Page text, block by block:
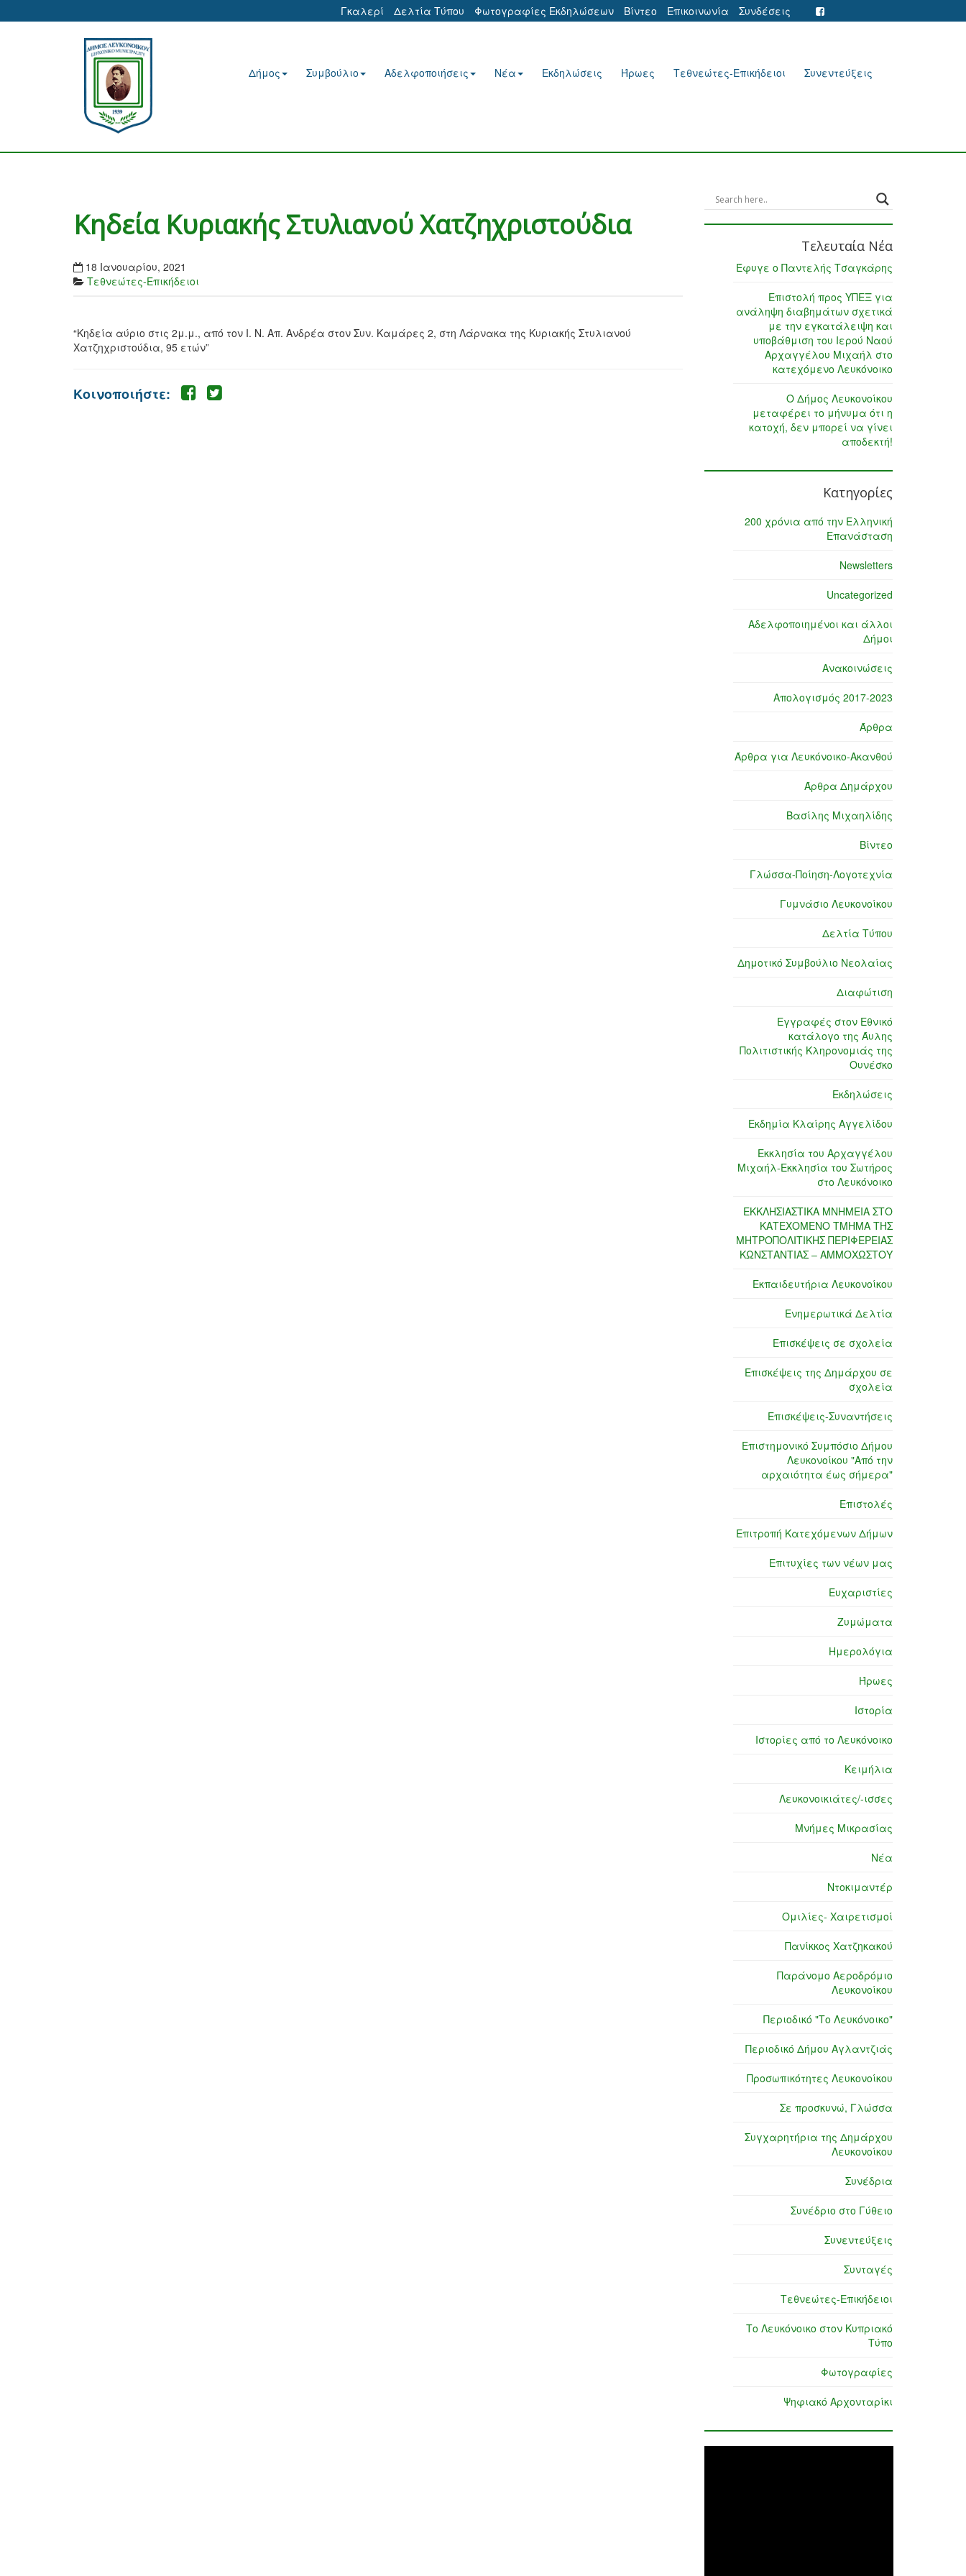
Γκαλερί Δελτία Τύπου Φωτογραφίες Εκδηλώσεων Βίντεο Επικοινωνία Συνδέσεις
Δήμος Συμβούλιο Αδελφοποιήσεις Νέα Εκδηλώσεις Ήρωες Τεθνεώτες-Επικήδειοι Συνεντεύξεις
Κηδεία Κυριακής Στυλιανού Χατζηχριστούδια
18 Ιανουαρίου, 2021
Τεθνεώτες-Επικήδειοι
“Κηδεία αύριο στις 2μ.μ., από τον Ι. Ν. Απ. Ανδρέα στον Συν. Καμάρες 2, στη Λάρνακα της Κυριακής Στυλιανού
Χατζηχριστούδια, 95 ετών”
Κοινοποιήστε:
Τελευταία Νέα
Έφυγε ο Παντελής Τσαγκάρης
Επιστολή προς ΥΠΕΞ για
ανάληψη διαβημάτων σχετικά
με την εγκατάλειψη και
υποβάθμιση του Ιερού Ναού
Αρχαγγέλου Μιχαήλ στο
κατεχόμενο Λευκόνοικο
Ο Δήμος Λευκονοίκου
μεταφέρει το μήνυμα ότι η
κατοχή, δεν μπορεί να γίνει
αποδεκτή!
Κατηγορίες
200 χρόνια από την Ελληνική
Επανάσταση
Newsletters
Uncategorized
Αδελφοποιημένοι και άλλοι
Δήμοι
Ανακοινώσεις
Απολογισμός 2017-2023
Άρθρα
Άρθρα για Λευκόνοικο-Ακανθού
Άρθρα Δημάρχου
Βασίλης Μιχαηλίδης
Βίντεο
Γλώσσα-Ποίηση-Λογοτεχνία
Γυμνάσιο Λευκονοίκου
Δελτία Τύπου
Δημοτικό Συμβούλιο Νεολαίας
Διαφώτιση
Εγγραφές στον Εθνικό
κατάλογο της Άυλης
Πολιτιστικής Κληρονομιάς της
Ουνέσκο
Εκδηλώσεις
Εκδημία Κλαίρης Αγγελίδου
Εκκλησία του Αρχαγγέλου
Μιχαήλ-Εκκλησία του Σωτήρος
στο Λευκόνοικο
ΕΚΚΛΗΣΙΑΣΤΙΚΑ ΜΝΗΜΕΙΑ ΣΤΟ
ΚΑΤΕΧΟΜΕΝΟ ΤΜΗΜΑ ΤΗΣ
ΜΗΤΡΟΠΟΛΙΤΙΚΗΣ ΠΕΡΙΦΕΡΕΙΑΣ
ΚΩΝΣΤΑΝΤΙΑΣ – ΑΜΜΟΧΩΣΤΟΥ
Εκπαιδευτήρια Λευκονοίκου
Ενημερωτικά Δελτία
Επισκέψεις σε σχολεία
Επισκέψεις της Δημάρχου σε
σχολεία
Επισκέψεις-Συναντήσεις
Επιστημονικό Συμπόσιο Δήμου
Λευκονοίκου "Από την
αρχαιότητα έως σήμερα"
Επιστολές
Επιτροπή Κατεχόμενων Δήμων
Επιτυχίες των νέων μας
Ευχαριστίες
Ζυμώματα
Ημερολόγια
Ήρωες
Ιστορία
Ιστορίες από το Λευκόνοικο
Κειμήλια
Λευκονοικιάτες/-ισσες
Μνήμες Μικρασίας
Νέα
Ντοκιμαντέρ
Ομιλίες- Χαιρετισμοί
Πανίκκος Χατζηκακού
Παράνομο Αεροδρόμιο
Λευκονοίκου
Περιοδικό "Το Λευκόνοικο"
Περιοδικό Δήμου Αγλαντζιάς
Προσωπικότητες Λευκονοίκου
Σε προσκυνώ, Γλώσσα
Συγχαρητήρια της Δημάρχου
Λευκονοίκου
Συνέδρια
Συνέδριο στο Γύθειο
Συνεντεύξεις
Συνταγές
Τεθνεώτες-Επικήδειοι
Το Λευκόνοικο στον Κυπριακό
Τύπο
Φωτογραφίες
Ψηφιακό Αρχονταρίκι